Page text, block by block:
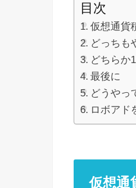
目次
仮想通貨
どっちも
どちらか
最後に
どうやっ
ロボアド
仮想通